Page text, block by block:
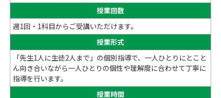
授業回数
週1回・1科目からご受講いただけます。
授業形式
「先生1人に生徒2人まで」の個別指導で、一人ひとりにとこと
ん向き合いながら一人ひとりの個性や理解度に合わせて丁寧に
指導を行います。
授業時間